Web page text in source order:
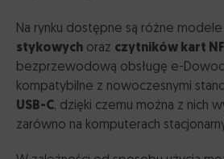
Na rynku dostępne są różne modele
stykowych oraz czytników kart
bezprzewodową obsługę e-
kompatybilne z nowoczesnymi
USB-C, dzięki czemu można z nich
zarówno na komputerach